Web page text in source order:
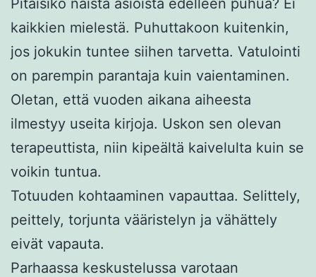
kaikkien mielestä. Puhuttakoon kuitenkin,
jos jokukin tuntee siihen tarvetta. Vatulointi
on parempin parantaja kuin vaientaminen.
Oletan, että vuoden aikana aiheesta
ilmestyy useita kirjoja. Uskon sen olevan
terapeuttista, niin kipeältä kaivelulta kuin se
voikin tuntua.
Totuuden kohtaaminen vapauttaa. Selittely,
peittely, torjunta vääristelyn ja vähättely
eivät vapauta.
Parhaassa keskustelussa varotaan